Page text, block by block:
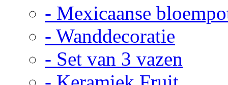
- Mexicaanse
- Wanddecoratie
- Set van 3 vazen